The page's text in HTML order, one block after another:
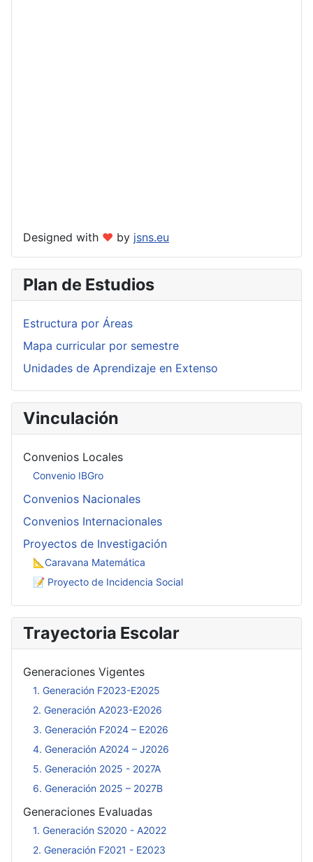
Designed with ❤ by jsns.eu
Plan de Estudios
Estructura por Áreas
Mapa curricular por semestre
Unidades de Aprendizaje en Extenso
Vinculación
Convenios Locales
Convenio IBGro
Convenios Nacionales
Convenios Internacionales
Proyectos de Investigación
📐Caravana Matemática
📝 Proyecto de Incidencia Social
Trayectoria Escolar
Generaciones Vigentes
1. Generación F2023-E2025
2. Generación A2023-E2026
3. Generación F2024 – E2026
4. Generación A2024 – J2026
5. Generación 2025 - 2027A
6. Generación 2025 – 2027B
Generaciones Evaluadas
1. Generación S2020 - A2022
2. Generación F2021 - E2023